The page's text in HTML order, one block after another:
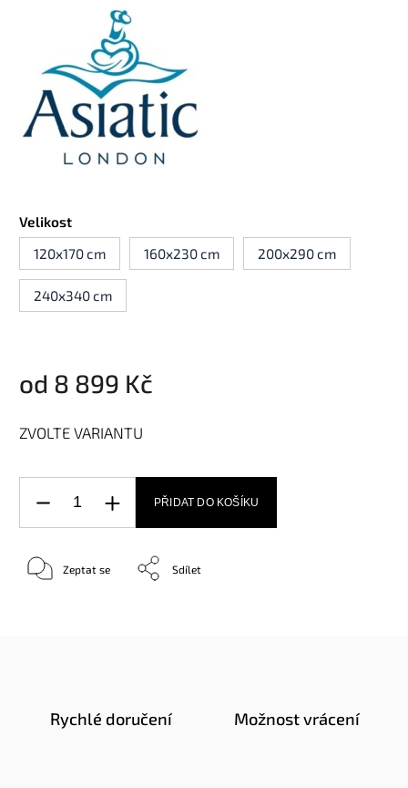
Velikost
120x170 cm
160x230 cm 200x290 cm
240x340 cm
od 8 899 Kč
ZVOLTE VARIANTU
PŘIDAT DO KOŠÍKU
Zeptat se Sdílet
Rychlé doručení Možnost vrácení